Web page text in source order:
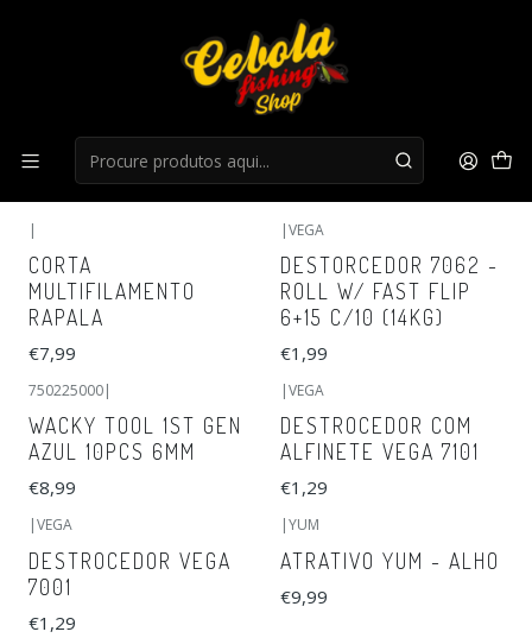
Acessorios anzois
Acessorios anzois
FILTROS
|
CORTA
MULTIFILAMENTO
RAPALA
€7,99
|VEGA
DESTORCEDOR 7062 -
ROLL W/ FAST FLIP
6+15 C/10 (14KG)
€1,99
750225000|
WACKY TOOL 1ST GEN
AZUL 10PCS 6MM
€8,99
|VEGA
DESTROCEDOR COM
ALFINETE VEGA 7101
€1,29
|VEGA
DESTROCEDOR VEGA
7001
€1,29
|YUM
ATRATIVO YUM - ALHO
€9,99